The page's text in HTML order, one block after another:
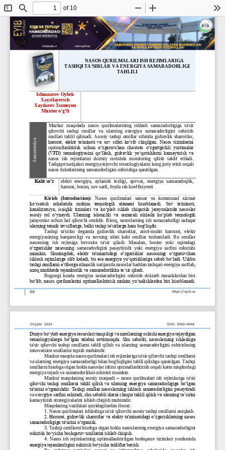
Toggle
Sidebar
Find
of 10
Zoom
Out
In
86 https://eyib.uz
Otyabr 2024 ISSN: 3060
Kirish (Introduction):
Nasos   qurilmalari   sanoat   va   kommunal   xizmat
ko‘rsatish  sohalarida  muhim  texnologik  element  hisoblanadi.  Suv  ta'minoti,
kanalizatsiya,  issiqlik  tizimlari  va  ko‘plab  ishlab  chiqarish  jarayonlarida  nasoslar
asosiy  rol  o‘ynaydi.  Ularning  ishonchli  va  samarali ishlashi  ko‘plab  texnologik
jarayonlar  uchun  hal  qiluvchi  omildir.  Biroq,  nasoslarning  ish samaradorligi  nafaqat
ularning texnik tavsiflariga, balki tashqi ta'sirlarga ham bog‘liqdir.
Tashqi   ta'sirlar   deganda   gidravlik   sharoitlar,   atrof-muhit   harorati,   elektr
energiyasining  barqarorligi  va  suvning  sifati  kabi  omillar  tushuniladi.  Bu  omillar
nasosning   ish   rejimiga   bevosita   ta'sir   qiladi.   Masalan,   bosim   yoki   oqimdagi
o‘zgarishlar  nasosning  samaradorligini  pasaytirishi  yoki  energiya  sarfini  oshirishi
mumkin.  Shuningdek,  elektr  ta'minotidagi  o‘zgarishlar  nasosning  o‘zgaruvchan
ishlash rejimlariga olib keladi, bu esa energiya yo‘qotishlariga sabab bo‘ladi. Ushbu
tashqi omillarni e’tiborga olmaslik natijasida nasoslar haddan tashqari energiya sarflab,
uzoq muddatda tejamkorlik va samaradorlikka ta’sir qiladi.
Bugungi  kunda  energiya  samaradorligini  oshirish  dolzarb  masalalardan  biri
bo‘lib, nasos qurilmalarini optimallashtirish muhim yo‘nalishlardan biri hisoblanadi.
NASOS QURILMALARI ISH REJIMLARIGA
TASHQI TA'SIRLAR VA ENERGIYA SAMARADORLIGI
TAHLILI
Ishnazarov Oybek
Xayrilayevich
Xaydarov Xumoyun
Muxtor oʻgʻli
Annotatsiya
Mazkur  maqolada  nasos  qurilmalarining  ishlash samaradorligiga  ta'sir
qiluvchi   tashqi   omillar   va   ularning   energiya   samaradorligini   oshirish
usullari  tahlil  qilinadi.  Asosiy  tashqi  omillar  sifatida  gidravlik  sharoitlar,
harorat, elektr ta'minoti va suv sifati ko‘rib chiqilgan. Nasos tizimlarini
optimallashtirish  uchun  o‘zgaruvchan  chastota  oʻzgartgichli  yuritmalar
(VFD)  texnologiyasini  qo‘llash,  gidravlik  yo‘qotishlarni  kamaytirish  va
nasos  ish  rejimlarini  doimiy  ravishda  monitoring  qilish  taklif  etiladi.
Tadqiqot natijalari energiya tejovchi texnologiyalarni keng joriy etish orqali
nasos tizimlarining samaradorligini oshirishga qaratilgan.
Kalit so’z
elektr  energiya,  aylanish  tezligi,  quvvat,  energiya  samaradoqlik,
harorat, bosim, suv sarfi, foyda ish koeffisiyenti
Otyabr 2024 ISSN: 3060-4648
Dunyo bo‘ylab energiya resurslari tanqisligi va narxlarning oshishi energiya tejaydigan
texnologiyalarga bo‘lgan talabni orttirmoqda. Shu sababli, nasoslarning ishlashiga
ta'sir  qiluvchi  tashqi  omillarni  tahlil  qilish  va  ularning  samaradorligini  oshirishning
innovatsion usullarini topish muhimdir.
Mazkur maqola nasos qurilmalari ish rejimlariga ta'sir qiluvchi tashqi omillarni
va ularning energiya samaradorligi bilan bog'liqligini tahlil qilishga qaratilgan. Tashqi
omillarni hisobga olgan holda nasoslar ishini optimallashtirish orqali katta miqdordagi
energiya tejash va samaradorlikni oshirish mumkin.
Mazkur  maqolaning  asosiy  maqsadi – nasos  qurilmalari  ish  rejimlariga  ta'sir
qiluvchi tashqi omillarni tahlil qilish va ularning energiya samaradorligiga bo‘lgan
ta'sirini o‘rganishdir. Tashqi omillar nasoslarning ishlash samaradorligini pasaytiradi
va energiya sarfini oshiradi, shu sababli ularni chuqur tahlil qilish va ularning ta’sirini
kamaytirish strategiyalarini ishlab chiqish muhimdir.
Maqolaning vazifalari quyidagilardan iborat:
1. Nasos qurilmalari ishlashiga ta'sir qiluvchi asosiy tashqi omillarni aniqlash.
2. Harorat, gidravlik sharoitlar va elektr ta'minotidagi o‘zgarishlarning nasos
samaradorligiga ta'sirini o‘rganish.
3. Tashqi omillarni hisobga olgan holda nasoslarning energiya samaradorligini
oshirish bo‘yicha boshqaruv usullarini ishlab chiqish.
4.  Nasos  ish  rejimlarining  optimallashtirilgan  boshqaruv  tizimlari  yordamida
energiya tejamkorligini oshirish bo‘yicha takliflar berish.